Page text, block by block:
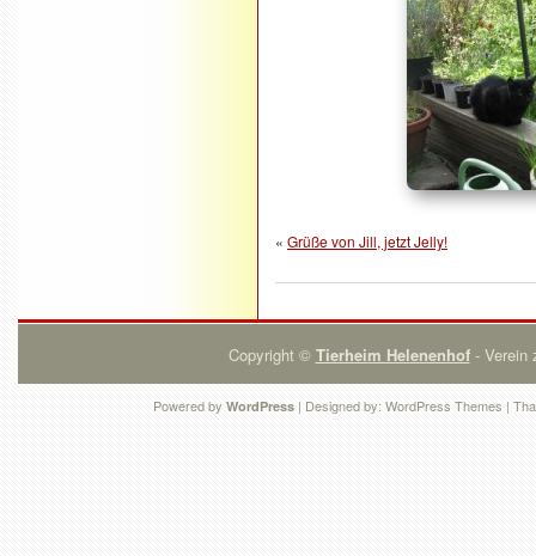
« Grüße von Jill, jetzt Jelly!
Copyright © Tierheim Helenenhof- Verein
Powered by WordPress | Designed by:WordPress Themes |